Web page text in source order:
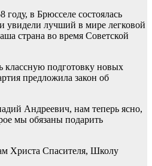
в Брюсселе состоялась
увидели лучший в мире легковой
страна во время Советской
классную подготовку новых
предложила закон об
Андреевич, нам теперь ясно,
мы обязаны подарить
Христа Спасителя, Школу